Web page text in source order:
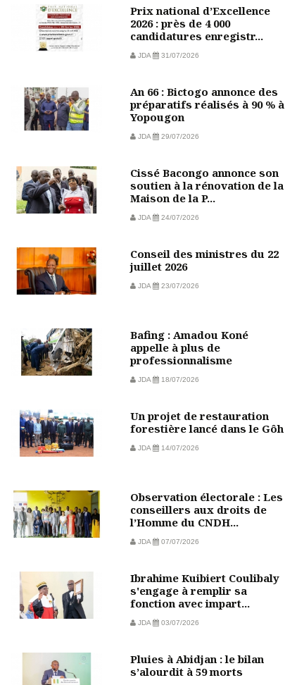
Prix national d’Excellence
2026 : près de 4 000
candidatures enregistr...
JDA 31/07/2026
An 66 : Bictogo annonce des
préparatifs réalisés à 90 % à
Yopougon
JDA 29/07/2026
Cissé Bacongo annonce son
soutien à la rénovation de la
Maison de la P...
JDA 24/07/2026
Conseil des ministres du 22
juillet 2026
JDA 23/07/2026
Bafing : Amadou Koné
appelle à plus de
professionnalisme
JDA 18/07/2026
Un projet de restauration
forestière lancé dans le Gôh
JDA 14/07/2026
Observation électorale : Les
conseillers aux droits de
l’Homme du CNDH...
JDA 07/07/2026
Ibrahime Kuibiert Coulibaly
s'engage à remplir sa
fonction avec impart...
JDA 03/07/2026
Pluies à Abidjan : le bilan
s’alourdit à 59 morts